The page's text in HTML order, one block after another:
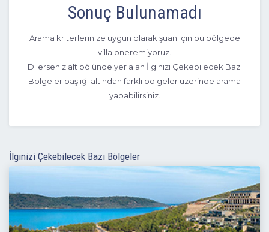
Sonuç Bulunamadı
Arama kriterlerinize uygun olarak şuan için bu bölgede
villa öneremiyoruz.
Dilerseniz alt bölünde yer alan İlginizi Çekebilecek Bazı
Bölgeler başlığı altından farklı bölgeler üzerinde arama
yapabilirsiniz.
İlginizi Çekebilecek Bazı Bölgeler